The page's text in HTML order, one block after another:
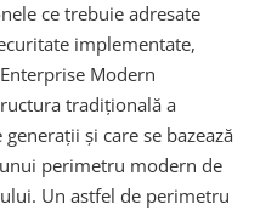
ce trebuie adresate
implementate,
Modern
tradițională a
și care se bazează
perimetru modern de
Un astfel de perimetru